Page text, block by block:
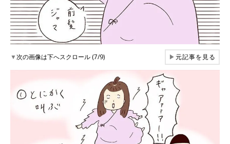
▼次の画像は下へスクロール (7/9) ▶元記事を見る